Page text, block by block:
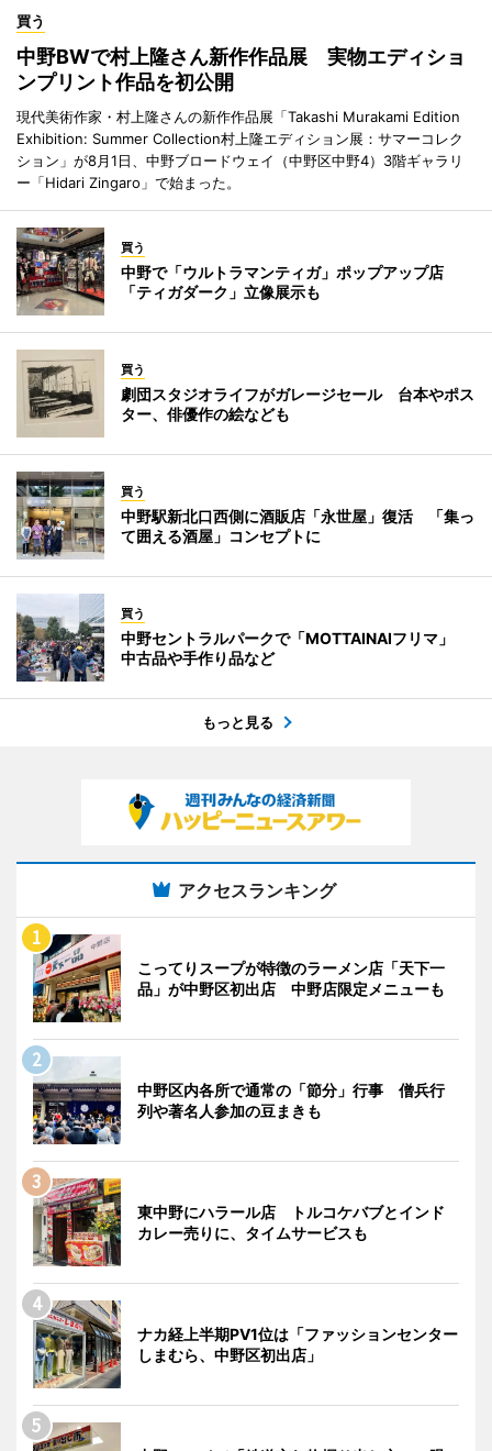
買う
中野BWで村上隆さん新作作品展 実物エディショ
ンプリント作品を初公開
現代美術作家・村上隆さんの新作作品展「Takashi Murakami Edition
Exhibition: Summer Collection村上隆エディション展：サマーコレク
ション」が8月1日、中野ブロードウェイ（中野区中野4）3階ギャラリ
ー「Hidari Zingaro」で始まった。
買う
中野で「ウルトラマンティガ」ポップアップ店
「ティガダーク」立像展示も
買う
劇団スタジオライフがガレージセール 台本やポス
ター、俳優作の絵なども
買う
中野駅新北口西側に酒販店「永世屋」復活 「集っ
て囲える酒屋」コンセプトに
買う
中野セントラルパークで「MOTTAINAIフリマ」
中古品や手作り品など
もっと見る
アクセスランキング
こってりスープが特徴のラーメン店「天下一
品」が中野区初出店 中野店限定メニューも
中野区内各所で通常の「節分」行事 僧兵行
列や著名人参加の豆まきも
東中野にハラール店 トルコケバブとインド
カレー売りに、タイムサービスも
ナカ経上半期PV1位は「ファッションセンター
しまむら、中野区初出店」